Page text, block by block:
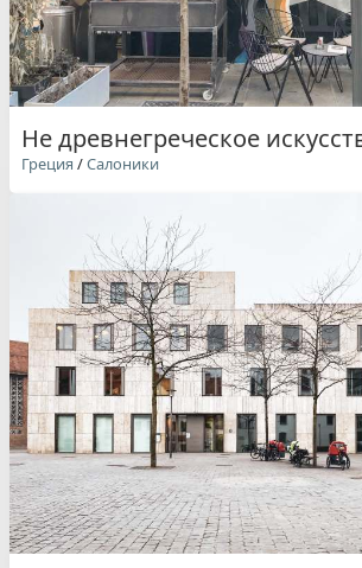
Не древнегреческое
Греция /Салоники